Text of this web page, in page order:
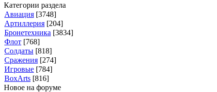
Категории раздела
Авиация [3748]
Артиллерия [204]
Бронетехника [3834]
Флот [768]
Солдаты [818]
Сражения [274]
Игровые [784]
BoxArts [816]
Новое на форуме